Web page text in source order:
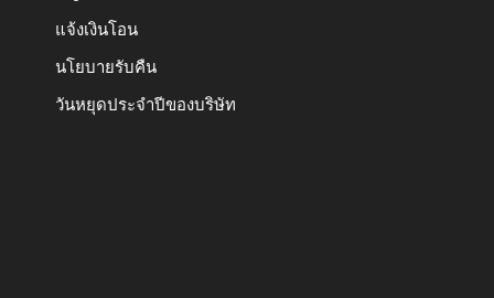
แจ้งเงินโอน
นโยบายรับคืน
วันหยุดประจำปีของบริษัท